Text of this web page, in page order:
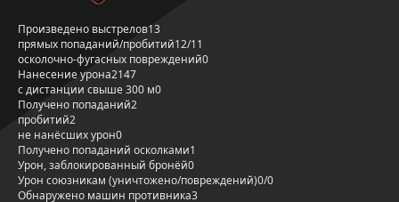
Произведено выстрелов13
прямых попаданий/пробитий12/11
осколочно-фугасных повреждений0
Нанесение урона2147
с дистанции свыше 300 м0
Получено попаданий2
пробитий2
не нанёсших урон0
Получено попаданий осколками1
Урон, заблокированный бронёй0
Урон союзникам (уничтожено/повреждений)0/0
Обнаружено машин противника3